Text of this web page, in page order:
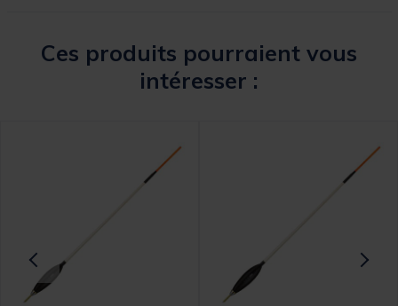
Ces produits pourraient vous
intéresser :